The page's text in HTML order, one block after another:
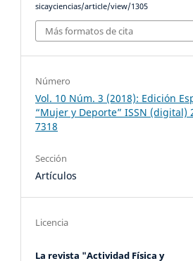
sicayciencias/article/view/1305
Más formatos de cita
Número
Vol. 10 Núm. 3 (2018): Edición
“Mujer y Deporte” ISSN (digital)
7318
Sección
Artículos
Licencia
La revista "Actividad Física y